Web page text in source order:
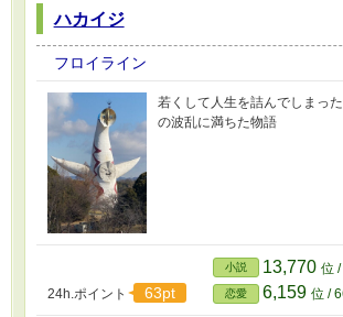
ハカイジ
フロイライン
若くして人生を詰んでしまっ
の波乱に満ちた物語
24h.ポイント 63pt
小説 13,770 位
恋愛 6,159 位 /